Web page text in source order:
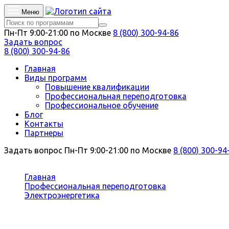
Меню
Пн-Пт 9:00-21:00 по Москве 8 (800) 300-94-86
Задать вопрос
8 (800) 300-94-86
Главная
Виды программ
Повышение квалификации
Профессиональная переподготовка
Профессиональное обучение
Блог
Контакты
Партнеры
Задать вопрос Пн-Пт 9:00-21:00 по Москве 8 (800) 300-
Главная
Профессиональная переподготовка
Электроэнергетика